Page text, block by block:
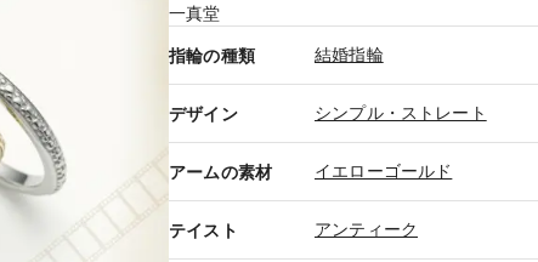
一真堂
指輪の種類 結婚指輪
デザイン シンプル・ストレート
アームの素材 イエローゴールド
テイスト アンティーク